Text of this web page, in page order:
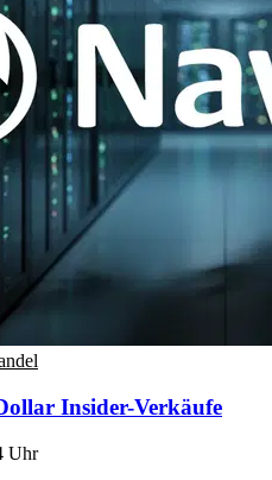
Insider-Verkäufe
Uhr